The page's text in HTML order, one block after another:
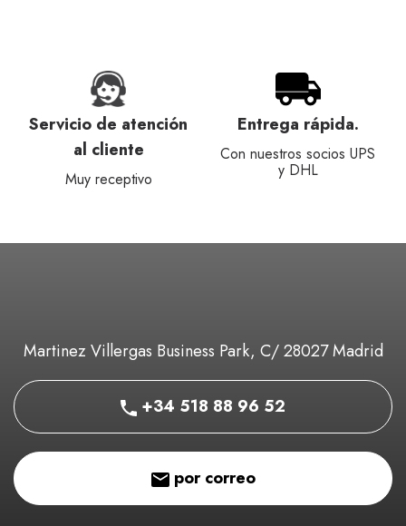
Servicio de atención
al cliente
Muy receptivo
Entrega rápida.
Con nuestros socios UPS
y DHL
Martinez Villergas Business Park, C/ 28027 Madrid
+34 518 88 96 52
por correo